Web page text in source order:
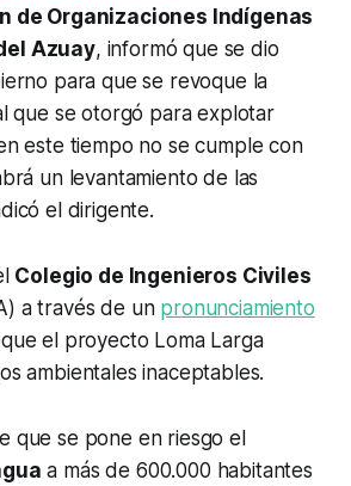
de Organizaciones Indígenas
Azuay, informó que se dio
para que se revoque la
que se otorgó para explotar
este tiempo no se cumple con
un levantamiento de las
el dirigente.
Colegio de Ingenieros Civiles
a través de un pronunciamiento
el proyecto Loma Larga
ambientales inaceptables.
que se pone en riesgo el
a más de 600.000 habitantes